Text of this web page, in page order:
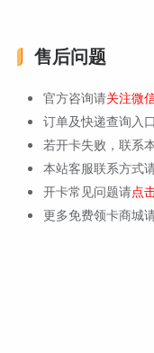
售后问题
官方咨询请关注微
订单及快递查询入
若开卡失败，联系
本站客服联系方式
开卡常见问题请点
更多免费领卡商城